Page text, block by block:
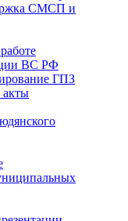
СМСП и
ВС РФ
ГПЗ
акты